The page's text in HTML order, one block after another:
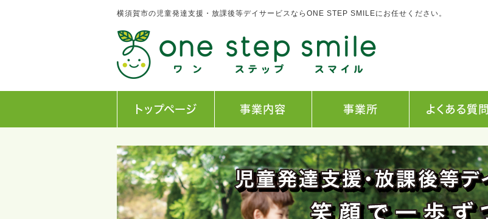
横須賀市の児童発達支援・放課後等デイサービスならONE STEP SMILEにお任せください。
トップページ 事業内容 事業所 よくある質問